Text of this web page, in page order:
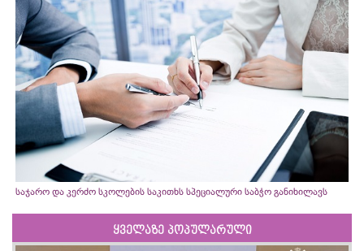
საჯარო და კერძო სკოლების საკითხს სპეციალური საბჭო განიხილავს
ყველაზე პოპულარული